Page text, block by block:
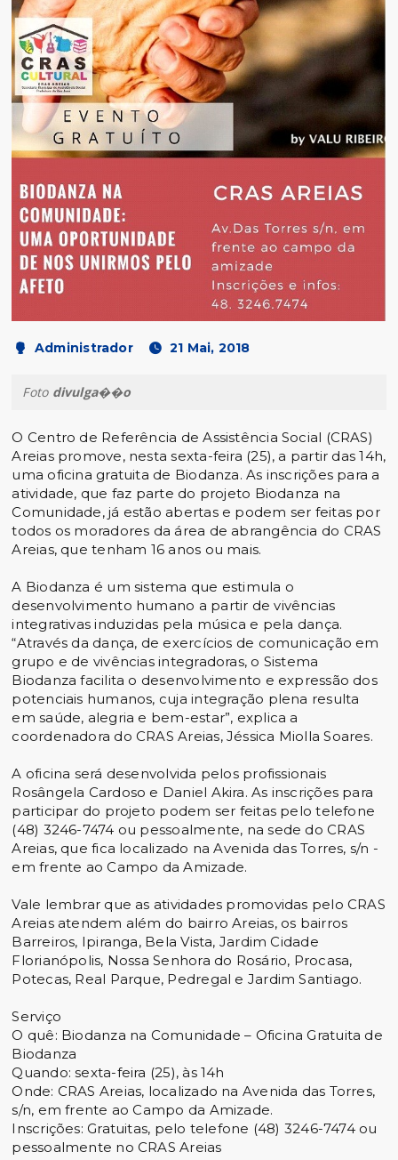
Administrador 21 Mai, 2018
Foto divulga��o
O Centro de Referência de Assistência Social (CRAS)
Areias promove, nesta sexta-feira (25), a partir das 14h,
uma oficina gratuita de Biodanza. As inscrições para a
atividade, que faz parte do projeto Biodanza na
Comunidade, já estão abertas e podem ser feitas por
todos os moradores da área de abrangência do CRAS
Areias, que tenham 16 anos ou mais.
A Biodanza é um sistema que estimula o
desenvolvimento humano a partir de vivências
integrativas induzidas pela música e pela dança.
“Através da dança, de exercícios de comunicação em
grupo e de vivências integradoras, o Sistema
Biodanza facilita o desenvolvimento e expressão dos
potenciais humanos, cuja integração plena resulta
em saúde, alegria e bem-estar”, explica a
coordenadora do CRAS Areias, Jéssica Miolla Soares.
A oficina será desenvolvida pelos profissionais
Rosângela Cardoso e Daniel Akira. As inscrições para
participar do projeto podem ser feitas pelo telefone
(48) 3246-7474 ou pessoalmente, na sede do CRAS
Areias, que fica localizado na Avenida das Torres, s/n -
em frente ao Campo da Amizade.
Vale lembrar que as atividades promovidas pelo CRAS
Areias atendem além do bairro Areias, os bairros
Barreiros, Ipiranga, Bela Vista, Jardim Cidade
Florianópolis, Nossa Senhora do Rosário, Procasa,
Potecas, Real Parque, Pedregal e Jardim Santiago.
Serviço
O quê: Biodanza na Comunidade – Oficina Gratuita de
Biodanza
Quando: sexta-feira (25), às 14h
Onde: CRAS Areias, localizado na Avenida das Torres,
s/n, em frente ao Campo da Amizade.
Inscrições: Gratuitas, pelo telefone (48) 3246-7474 ou
pessoalmente no CRAS Areias